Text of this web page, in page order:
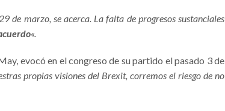
de marzo, se acerca. La falta de progresos sustanciales
«.
evocó en el congreso de su partido el pasado 3 de
propias visiones del Brexit, corremos el riesgo de no